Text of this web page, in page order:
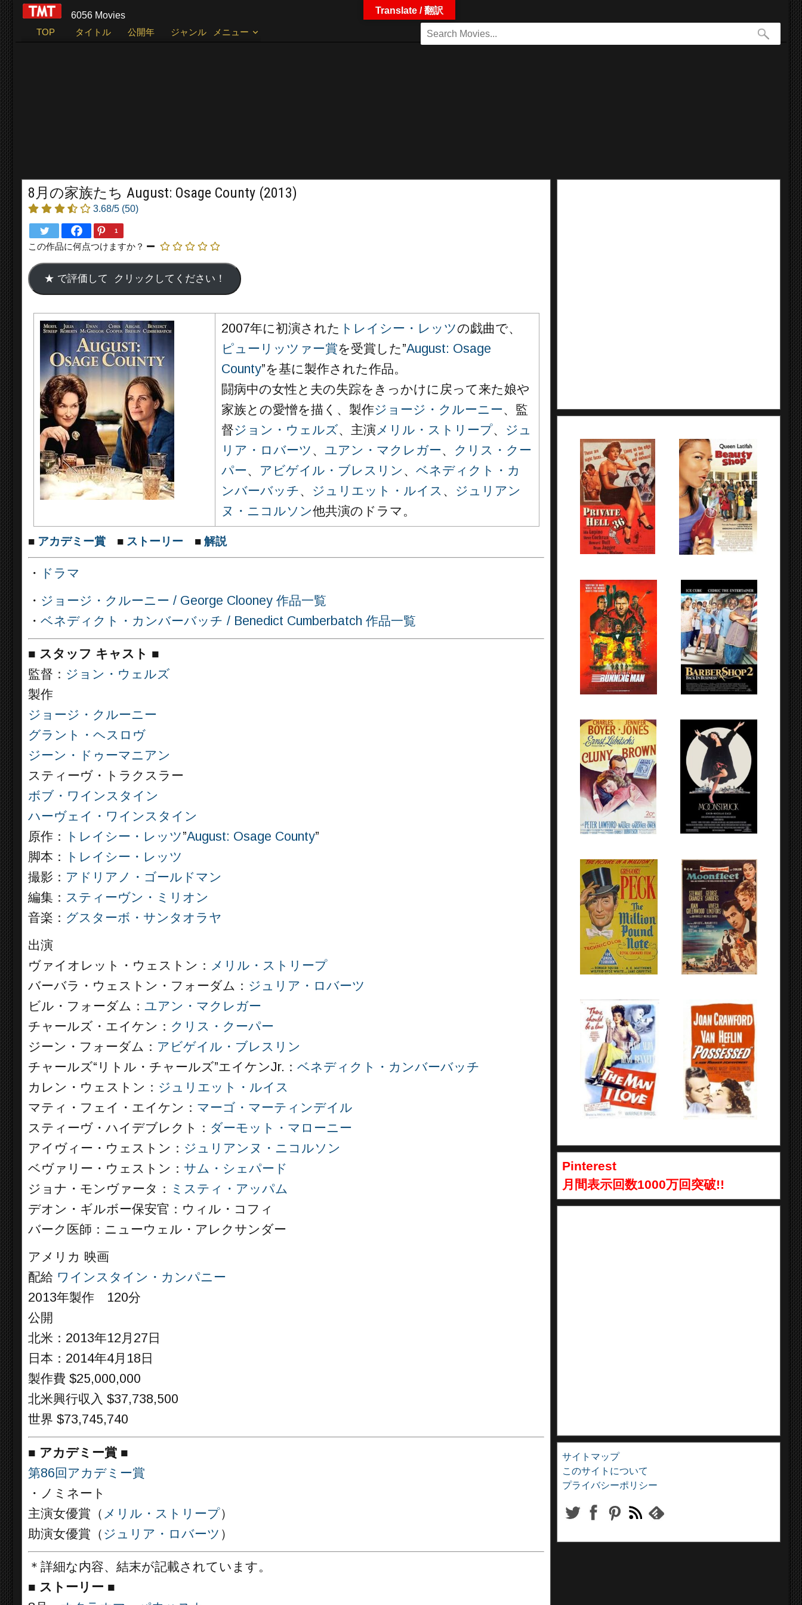
6056 Movies
TOP
タイトル 公開年 ジャンル メニュー
8月の家族たち August: Osage County (2013)
3.68/5 (50)
1
この作品に何点つけますか？
2007年に初演された トレイシー・レッツの戯曲で、
ピューリッツァー賞を受賞した”August: Osage
County”を基に製作された作品。
闘病中の女性と夫の失踪をきっかけに戻って来た娘や
家族との愛憎を描く、製作ジョージ・クルーニー、監
督ジョン・ウェルズ、主演メリル・ストリープ、 ジュ
リア・ロバーツ 、 ユアン・マクレガー、 クリス・クー
パー、 アビゲイル・ブレスリン 、 ベネディクト・カ
ンバーバッチ、 ジュリエット・ルイス 、 ジュリアン
ヌ・ニコルソン他共演のドラマ。
■ アカデミー賞 ■ ストーリー ■ 解説
・
ドラマ
・ ジョージ・クルーニー / George Clooney 作品一覧
・ ベネディクト・カンバーバッチ / Benedict Cumberbatch 作品一覧
■ スタッフ キャスト ■
監督： ジョン・ウェルズ
製作
ジョージ・クルーニー
グラント・ヘスロヴ
ジーン・ドゥーマニアン
スティーヴ・トラクスラー
ボブ・ワインスタイン
ハーヴェイ・ワインスタイン
原作：
トレイシー・レッツ”August: Osage County”
脚本：
トレイシー・レッツ
撮影： アドリアノ・ゴールドマン
編集： スティーヴン・ミリオン
音楽： グスターボ・サンタオラヤ
出演
ヴァイオレット・ウェストン： メリル・ストリープ
バーバラ・ウェストン・フォーダム： ジュリア・ロバーツ
ビル・フォーダム： ユアン・マクレガー
チャールズ・エイケン： クリス・クーパー
ジーン・フォーダム： アビゲイル・ブレスリン
チャールズ“リトル・チャールズ”エイケンJr.： ベネディクト・カンバーバッチ
カレン・ウェストン： ジュリエット・ルイス
マティ・フェイ・エイケン： マーゴ・マーティンデイル
スティーヴ・ハイデブレクト： ダーモット・マローニー
アイヴィー・ウェストン： ジュリアンヌ・ニコルソン
ベヴァリー・ウェストン： サム・シェパード
ジョナ・モンヴァータ： ミスティ・アッパム
デオン・ギルボー保安官：ウィル・コフィ
バーク医師：ニューウェル・アレクサンダー
アメリカ 映画
配給 ワインスタイン・カンパニー
2013年製作 120分
公開
北米：2013年12月27日
日本：2014年4月18日
製作費 $25,000,000
北米興行収入 $37,738,500
世界 $73,745,740
■ アカデミー賞 ■
第86回アカデミー賞
・ノミネート
主演女優賞（ メリル・ストリープ）
助演女優賞（ ジュリア・ロバーツ ）
＊詳細な内容、結末が記載されています。
■ ストーリー ■
Pinterest
月間表示回数1000万回突破!!
サイトマップ
このサイトについて
プライバシーポリシー
Translate / 翻訳